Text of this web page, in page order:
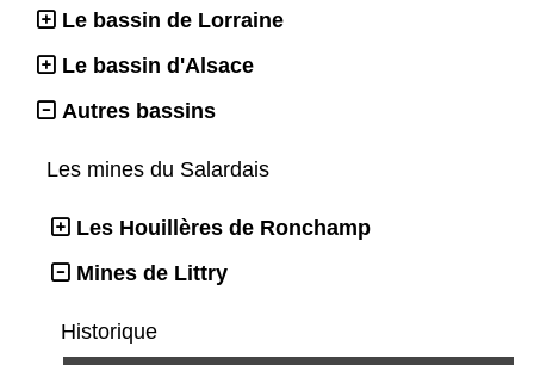
Le bassin de Lorraine
Le bassin d'Alsace
Autres bassins
Les mines du Salardais
Les Houillères de Ronchamp
Mines de Littry
Historique